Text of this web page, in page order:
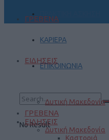
ΚΑΡΙΕΡΑ
ΕΠΙΚΟΙΝΩΝΙΑ
No Result
ΓΡΕΒΕΝΑ
ΕΙΔΗΣΕΙΣ
Δυτική Μακεδονία
ΓΡΕΒΕΝΑ
ΕΙΔΗΣΕΙΣ
Δυτική Μακεδονία
Καστοριά